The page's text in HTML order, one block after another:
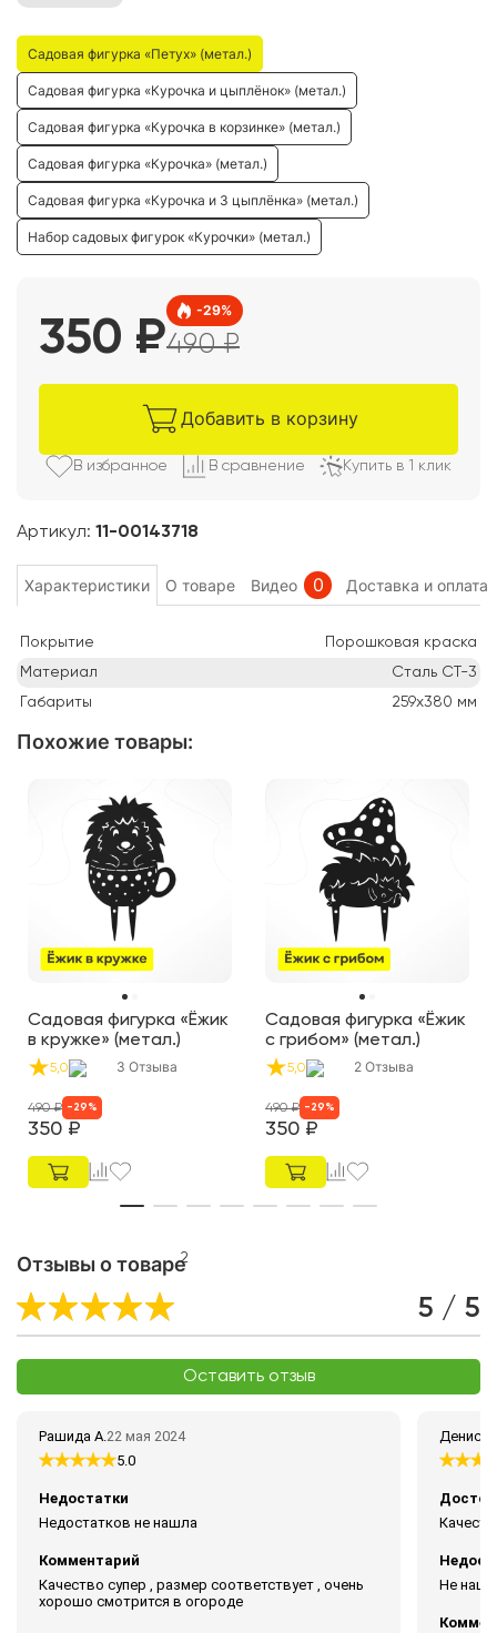
Садовая фигурка «Петух» (метал.)
Садовая фигурка «Курочка и цыплёнок» (метал.)
Садовая фигурка «Курочка в корзинке» (метал.)
Садовая фигурка «Курочка» (метал.)
Садовая фигурка «Курочка и 3 цыплёнка» (метал.)
Набор садовых фигурок «Курочки» (метал.)
Артикул: 11-00143718
350 ₽
-29%
490₽
Добавить в корзину
В избранное В сравнение Купить в 1 клик
Характеристики О товаре Видео 0 Доставка и оплата
Покрытие
Порошковая краска
Материал
Сталь СТ-3
Габариты
259х380 мм
Похожие товары:
Садовая фигурка «Ёжик
в кружке» (метал.)
5,0 3 Отзыва
350 ₽
490₽ - 29 %
Садовая фигурка «Ёжик
с грибом» (метал.)
5,0 2 Отзыва
350 ₽
490₽ - 29 %
Отзывы о товаре
2
5 / 5
Оставить отзыв
Рашида А. 22 мая 2024
5.0
Недостатки
Недостатков не нашла
Комментарий
Качество супер , размер соответствует , очень
хорошо смотрится в огороде
Денис С.
Не